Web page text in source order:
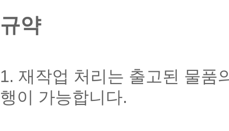
규약
1. 재작업 처리는 출고된 물품
행이 가능합니다.